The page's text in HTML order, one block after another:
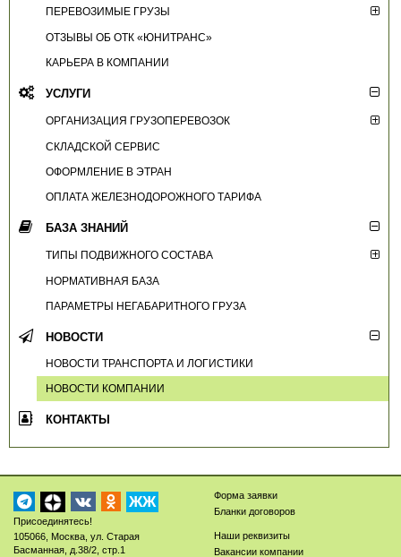
ПЕРЕВОЗИМЫЕ ГРУЗЫ
ОТЗЫВЫ ОБ ОТК «ЮНИТРАНС»
КАРЬЕРА В КОМПАНИИ
УСЛУГИ
ОРГАНИЗАЦИЯ ГРУЗОПЕРЕВОЗОК
СКЛАДСКОЙ СЕРВИС
ОФОРМЛЕНИЕ В ЭТРАН
ОПЛАТА ЖЕЛЕЗНОДОРОЖНОГО ТАРИФА
БАЗА ЗНАНИЙ
ТИПЫ ПОДВИЖНОГО СОСТАВА
НОРМАТИВНАЯ БАЗА
ПАРАМЕТРЫ НЕГАБАРИТНОГО ГРУЗА
НОВОСТИ
НОВОСТИ ТРАНСПОРТА И ЛОГИСТИКИ
НОВОСТИ КОМПАНИИ
КОНТАКТЫ
ЖЖ
Присоединятесь!
Форма заявки
Бланки договоров
105066 Москва ул. Старая
Басманная, д.38/2, стр.1
Наши реквизиты
Вакансии компании